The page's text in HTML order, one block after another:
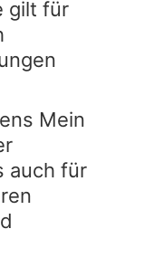
gilt für
Mein
auch für